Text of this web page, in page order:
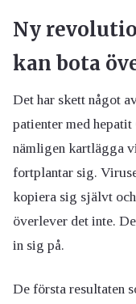
Ny
kan bota
Det har skett något
patienter med
nämligen kartlägga
fortplantar sig.
kopiera sig självt
överlever det inte.
in sig på.
De första resultaten